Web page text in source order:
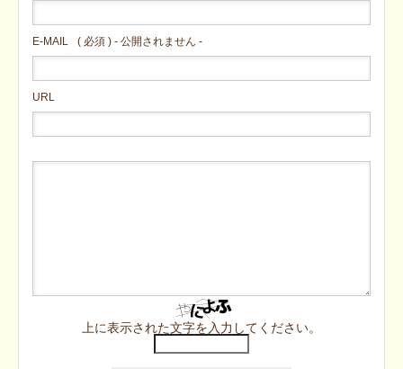
E-MAIL ( 必須 ) - 公開されません -
URL
上に表示された文字を入力してください。